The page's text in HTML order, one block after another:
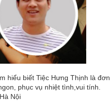
hiểu biết Tiệc Hưng Thịnh là
phục vụ nhiệt tình,vui tính.
Nội